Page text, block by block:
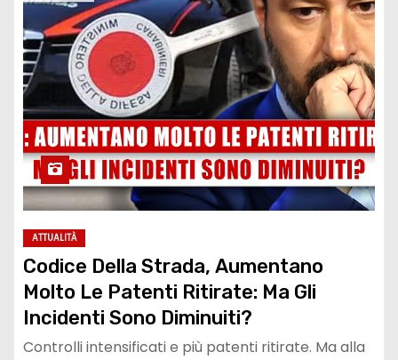
ATTUALITÀ
Codice Della Strada, Aumentano
Molto Le Patenti Ritirate: Ma Gli
Incidenti Sono Diminuiti?
Controlli intensificati e più patenti ritirate. Ma alla